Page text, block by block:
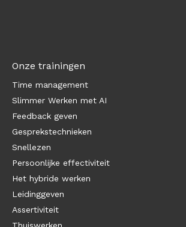
Onze trainingen
Time management
Slimmer Werken met AI
Feedback geven
Gesprekstechnieken
Snellezen
Persoonlijke effectiviteit
Het hybride werken
Leidinggeven
Assertiviteit